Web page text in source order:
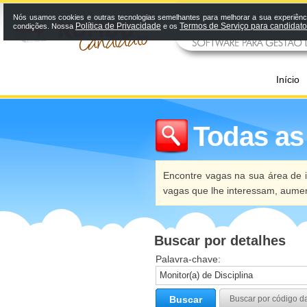
Início
Todas
Encontre vagas na sua área
vagas que lhe interessam,
Buscar por detalhes
Palavra-chave:
Buscar Buscar por código
Nós usamos cookies e outras tecnologias semelhantes para melhorar a sua
condições. Nossa Política de Privacidade e os Termos de Serviço para